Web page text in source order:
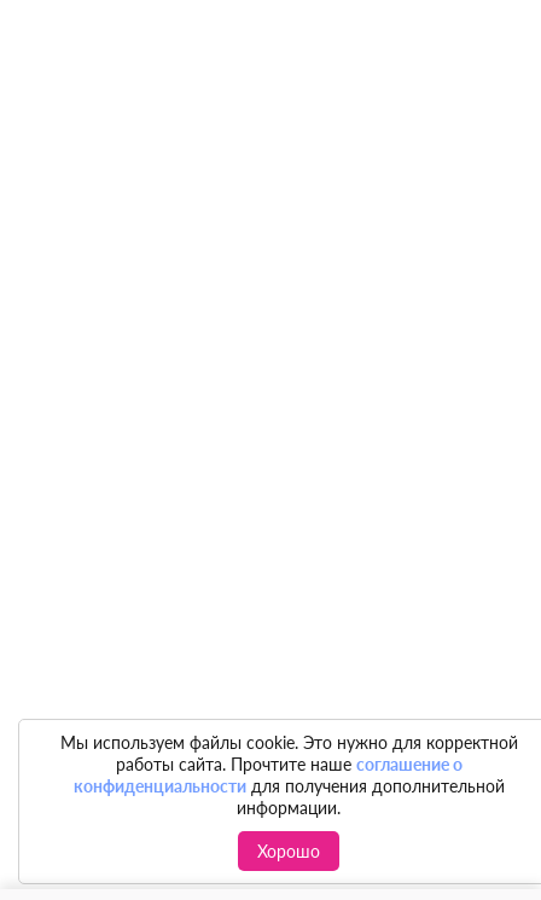
Мы используем файлы cookie. Это нужно для корректной
работы сайта. Прочтите наше соглашение о
конфиденциальностидля получения дополнительной
информации.
Хорошо